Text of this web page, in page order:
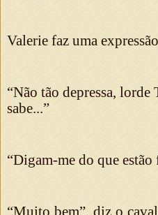
Valerie faz uma
“Não tão depressa,
sabe...”
“Digam-me do que
“Muito bem”, diz o